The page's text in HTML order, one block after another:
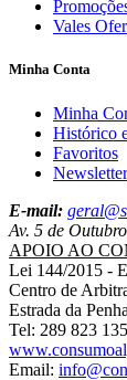
Vales
Minha Conta
Minha
Histórico
Favoritos
Newsletter
E-mail:
Av. 5 de
APOIO AO
Lei 144/2015 -
Centro de
Estrada da
Tel: 289 823
Email: